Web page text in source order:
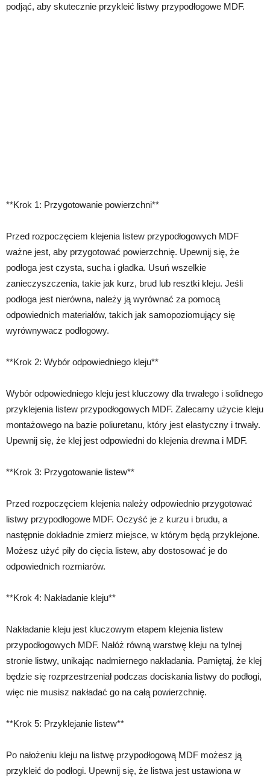
podjąć, aby skutecznie przykleić listwy przypodłogowe MDF.
**Krok 1: Przygotowanie powierzchni**
Przed rozpoczęciem klejenia listew przypodłogowych MDF
ważne jest, aby przygotować powierzchnię. Upewnij się, że
podłoga jest czysta, sucha i gładka. Usuń wszelkie
zanieczyszczenia, takie jak kurz, brud lub resztki kleju. Jeśli
podłoga jest nierówna, należy ją wyrównać za pomocą
odpowiednich materiałów, takich jak samopoziomujący się
wyrównywacz podłogowy.
**Krok 2: Wybór odpowiedniego kleju**
Wybór odpowiedniego kleju jest kluczowy dla trwałego i solidnego
przyklejenia listew przypodłogowych MDF. Zalecamy użycie kleju
montażowego na bazie poliuretanu, który jest elastyczny i trwały.
Upewnij się, że klej jest odpowiedni do klejenia drewna i MDF.
**Krok 3: Przygotowanie listew**
Przed rozpoczęciem klejenia należy odpowiednio przygotować
listwy przypodłogowe MDF. Oczyść je z kurzu i brudu, a
następnie dokładnie zmierz miejsce, w którym będą przyklejone.
Możesz użyć piły do cięcia listew, aby dostosować je do
odpowiednich rozmiarów.
**Krok 4: Nakładanie kleju**
Nakładanie kleju jest kluczowym etapem klejenia listew
przypodłogowych MDF. Nałóż równą warstwę kleju na tylnej
stronie listwy, unikając nadmiernego nakładania. Pamiętaj, że klej
będzie się rozprzestrzeniał podczas dociskania listwy do podłogi,
więc nie musisz nakładać go na całą powierzchnię.
**Krok 5: Przyklejanie listew**
Po nałożeniu kleju na listwę przypodłogową MDF możesz ją
przykleić do podłogi. Upewnij się, że listwa jest ustawiona w